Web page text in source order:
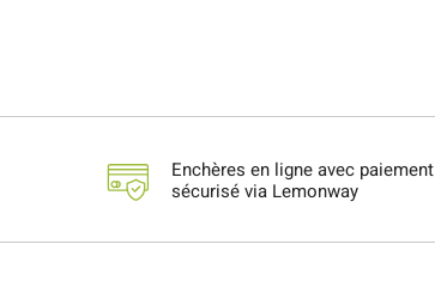
Enchères en ligne avec paiement
sécurisé via Lemonway